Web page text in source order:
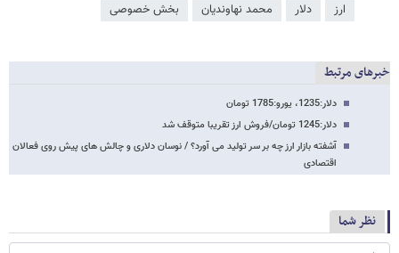
ارز دلار محمد نهاوندیان بخش خصوصی
خبرهای مرتبط
دلار:1235، یورو:1785 تومان
دلار:1245 تومان/فروش ارز تقریبا متوقف شد
آشفته بازار ارز چه بر سر تولید می آورد؟ / نوسان دلاری و چالش های پیش روی فعالان
اقتصادی
نظر شما